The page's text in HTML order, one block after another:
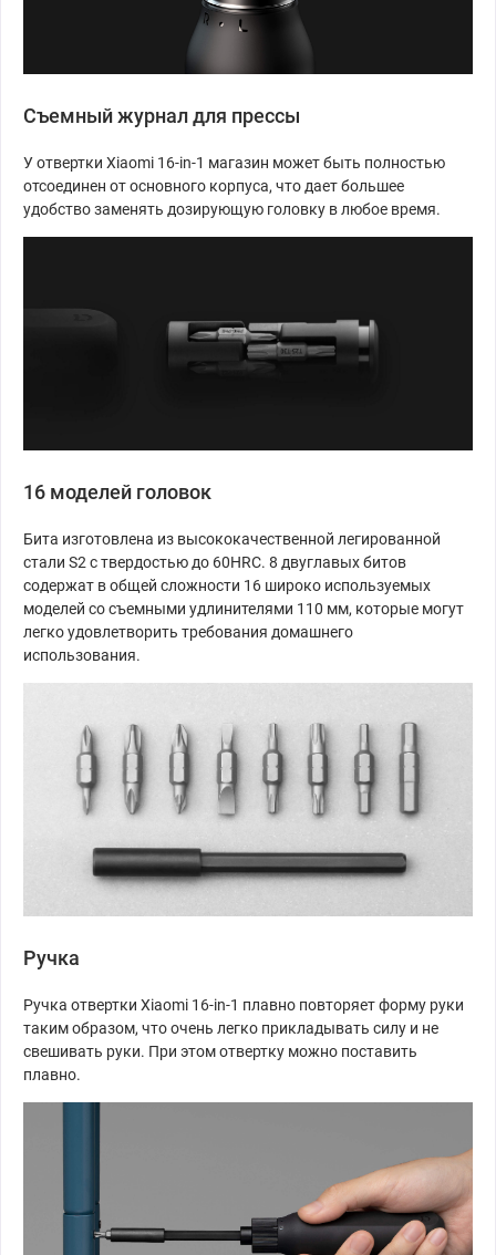
Съемный журнал для прессы
У отвертки Xiaomi 16-in-1 магазин может быть полностью
отсоединен от основного корпуса, что дает большее
удобство заменять дозирующую головку в любое время.
16 моделей головок
Бита изготовлена из высококачественной легированной
стали S2 с твердостью до 60HRC. 8 двуглавых битов
содержат в общей сложности 16 широко используемых
моделей со съемными удлинителями 110 мм, которые могут
легко удовлетворить требования домашнего
использования.
Ручка
Ручка отвертки Xiaomi 16-in-1 плавно повторяет форму руки
таким образом, что очень легко прикладывать силу и не
свешивать руки. При этом отвертку можно поставить
плавно.